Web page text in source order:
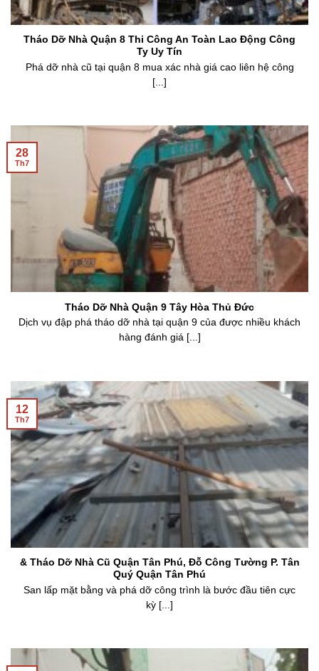
Tháo Dỡ Nhà Quận 8 Thi Công An Toàn Lao Động Công
Ty Uy Tín
Phá dỡ nhà cũ tại quận 8 mua xác nhà giá cao liên hệ công
Tháo Dỡ Nhà Quận 9 Tây Hòa Thủ Đức
Dịch vụ đập phá tháo dỡ nhà tại quận 9 của được nhiều khách
28
& Tháo Dỡ Nhà Cũ Quận Tân Phú, Đỗ Công Tường P. Tân
Quý Quận Tân Phú
San lấp mặt bằng và phá dỡ công trình là bước đầu tiên cực
12
Th7